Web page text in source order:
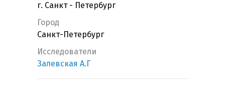
г. Санкт - Петербург
Город
Санкт-Петербург
Исследователи
Залевская А.Г